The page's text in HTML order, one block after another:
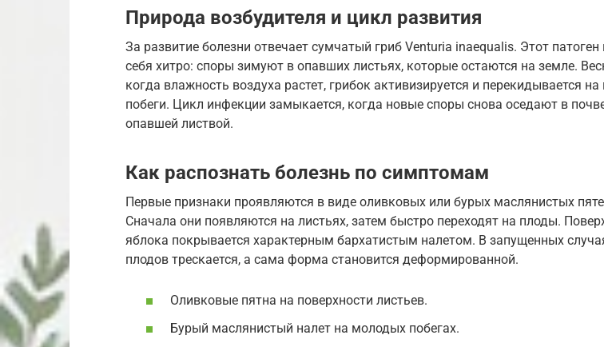
Природа возбудителя и цикл развития
За развитие болезни отвечает сумчатый гриб Venturia inaequalis. Этот патоген
себя хитро: споры зимуют в опавших листьях, которые остаются на земле.
когда влажность воздуха растет, грибок активизируется и перекидывается
побеги. Цикл инфекции замыкается, когда новые споры снова оседают в
опавшей листвой.
Как распознать болезнь по симптомам
Первые признаки проявляются в виде оливковых или бурых маслянистых
Сначала они появляются на листьях, затем быстро переходят на плоды.
яблока покрывается характерным бархатистым налетом. В запущенных
плодов трескается, а сама форма становится деформированной.
Оливковые пятна на поверхности листьев.
Бурый маслянистый налет на молодых побегах.